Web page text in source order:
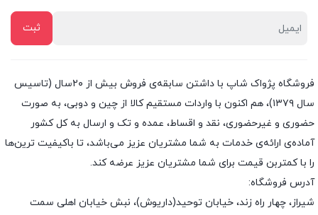
فروشگاه پژواک شاپ با داشتن سابقه‌ی فروش بیش از ۲۰سال (تاسیس
سال ۱۳۷۹)، هم اکنون با واردات مستقیم کالا از چین و دوبی، به صورت
حضوری و غیرحضوری، نقد و اقساط، عمده و تک و ارسال به کل کشور
آماده‌ی ارائه‌ی خدمات به شما مشتریان عزیز می‌باشد، تا باکیفیت ترین‌ها
را با کمتربن قیمت برای شما مشتریان عزیز عرضه کند.
آدرس فروشگاه:
شیراز، چهار راه زند، خیابان توحید(داریوش)، نبش خیابان اهلی سمت